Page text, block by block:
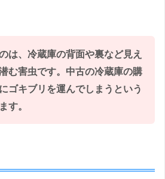
は、冷蔵庫の背面や裏など見え
む害虫です。中古の冷蔵庫の購
ゴキブリを運んでしまうという
す。